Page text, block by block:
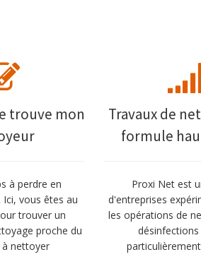
trouve mon
à perdre en
Ici, vous êtes au
trouver un
proche du
nettoyer
Travaux de
formule
Proxi Net est
d'entreprises
les opérations de